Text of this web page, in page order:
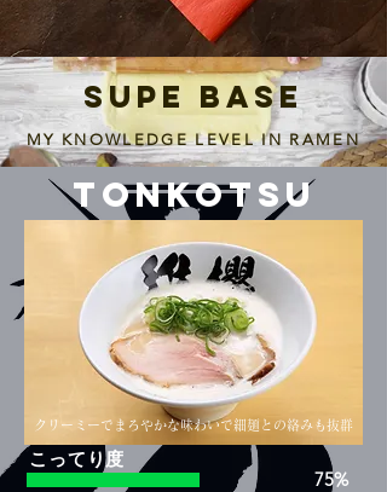
クリーミーで​まろやかな味わいで細麺との絡みも抜群
TONKOTSU
75%
こってり度
SUPE BASE
MY KNOWLEDGE LEVEL IN RAMEN